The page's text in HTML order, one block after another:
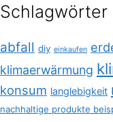
Schlagwörter
abfall diy einkaufen
klimaerwärmung
konsum langlebigkeit
nachhaltige produkte